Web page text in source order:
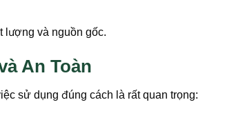
lượng và nguồn gốc.
An Toàn
sử dụng đúng cách là rất quan trọng: